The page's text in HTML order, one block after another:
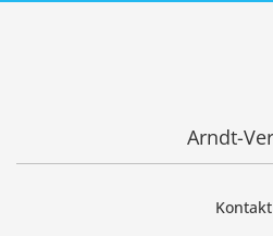
Arndt-
Kontakt